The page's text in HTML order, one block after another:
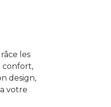
les
confort,
design,
votre